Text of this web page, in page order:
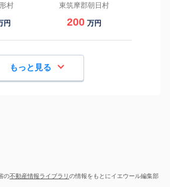
村
円
東筑摩郡朝日村
200 万円
もっと見る
の不動産情報ライブラリの情報をもとにイエウール編集部